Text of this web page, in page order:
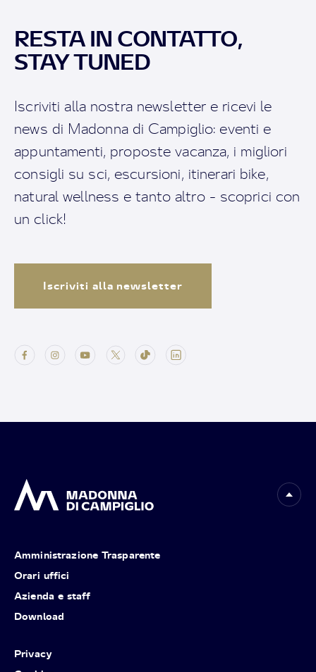
RESTA IN CONTATTO,
STAY TUNED
Iscriviti alla nostra newsletter e ricevi le
news di Madonna di Campiglio: eventi e
appuntamenti, proposte vacanza, i migliori
consigli su sci, escursioni, itinerari bike,
natural wellness e tanto altro - scoprici con
un click!
Iscriviti alla newsletter
Amministrazione Trasparente
Orari uffici
Azienda e staff
Download
Privacy